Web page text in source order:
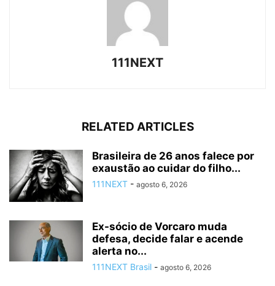
111NEXT
RELATED ARTICLES
Brasileira de 26 anos falece por
exaustão ao cuidar do filho...
111NEXT - agosto 6, 2026
Ex-sócio de Vorcaro muda
defesa, decide falar e acende
alerta no...
111NEXT Brasil - agosto 6, 2026